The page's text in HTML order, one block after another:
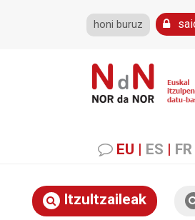
honi buruz
EU | ES | FR
Itzultzaileak